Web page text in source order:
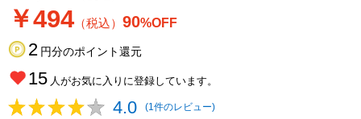
￥494 （税込） 90%OFF
2 円分のポイント還元
15 人がお気に入りに登録しています。
4.0 (1件のレビュー)